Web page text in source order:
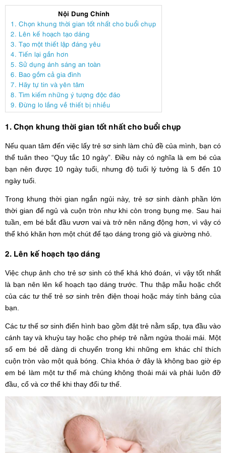
Nội Dung Chính
1. Chọn khung thời gian tốt nhất cho buổi chụp
2. Lên kế hoạch tạo dáng
3. Tạo một thiết lập đáng yêu
4. Tiến lại gần hơn
5. Sử dụng ánh sáng an toàn
6. Bao gồm cả gia đình
7. Hãy tự tin và yên tâm
8. Tìm kiếm những ý tượng độc đáo
9. Đừng lo lắng về thiết bị nhiều
1. Chọn khung thời gian tốt nhất cho buổi chụp
Nếu quan tâm đến việc lấy trẻ sơ sinh làm chủ đề của mình, bạn có
thể tuân theo “Quy tắc 10 ngày”. Điều này có nghĩa là em bé của
bạn nên được 10 ngày tuổi, nhưng độ tuổi lý tưởng là 5 đến 10
ngày tuổi.
Trong khung thời gian ngắn ngủi này, trẻ sơ sinh dành phần lớn
thời gian để ngủ và cuộn tròn như khi còn trong bụng mẹ. Sau hai
tuần, em bé bắt đầu vươn vai và trở nên năng động hơn, vì vậy có
thể khó khăn hơn một chút để tạo dáng trong giỏ và giường nhỏ.
2. Lên kế hoạch tạo dáng
Việc chụp ảnh cho trẻ sơ sinh có thể khá khó đoán, vì vậy tốt nhất
là bạn nên lên kế hoạch tạo dáng trước. Thu thập mẫu hoặc chốt
của các tư thế trẻ sơ sinh trên điện thoại hoặc máy tính bảng của
bạn.
Các tư thế sơ sinh điển hình bao gồm đặt trẻ nằm sấp, tựa đầu vào
cánh tay và khuỷu tay hoặc cho phép trẻ nằm ngửa thoải mái. Một
số em bé dễ dàng di chuyển trong khi những em khác chỉ thích
cuộn tròn vào một quả bóng. Chìa khóa ở đây là không bao giờ ép
em bé làm một tư thế mà chúng không thoải mái và phải luôn đỡ
đầu, cổ và cơ thể khi thay đổi tư thế.